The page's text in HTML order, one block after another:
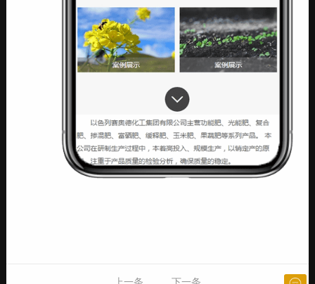
上一条 下一条